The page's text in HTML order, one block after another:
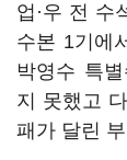
업·우 전 수
수본 1기에
박영수 특
지 못했고
패가 달린